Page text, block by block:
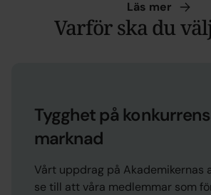
Läs mer
Varför ska du
Tygghet på
marknad
Vårt uppdrag på Akademikernas
se till att våra medlemmar som